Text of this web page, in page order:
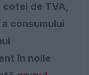
cotei de TVA,
consumului
în noile